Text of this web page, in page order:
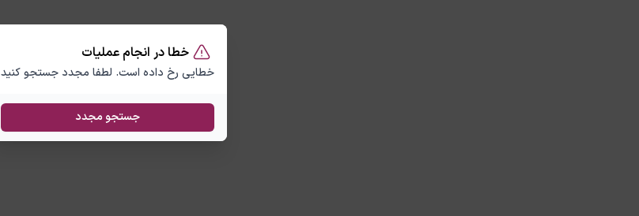
خطا در انجام عملیات
خطایی رخ داده است. لطفا مجدد جستجو کنید
جستجو مجدد